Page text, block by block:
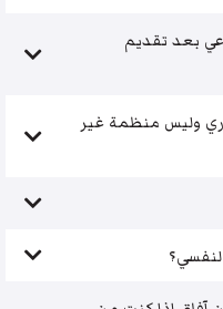
بعد تقديم
وليس منظمة غير